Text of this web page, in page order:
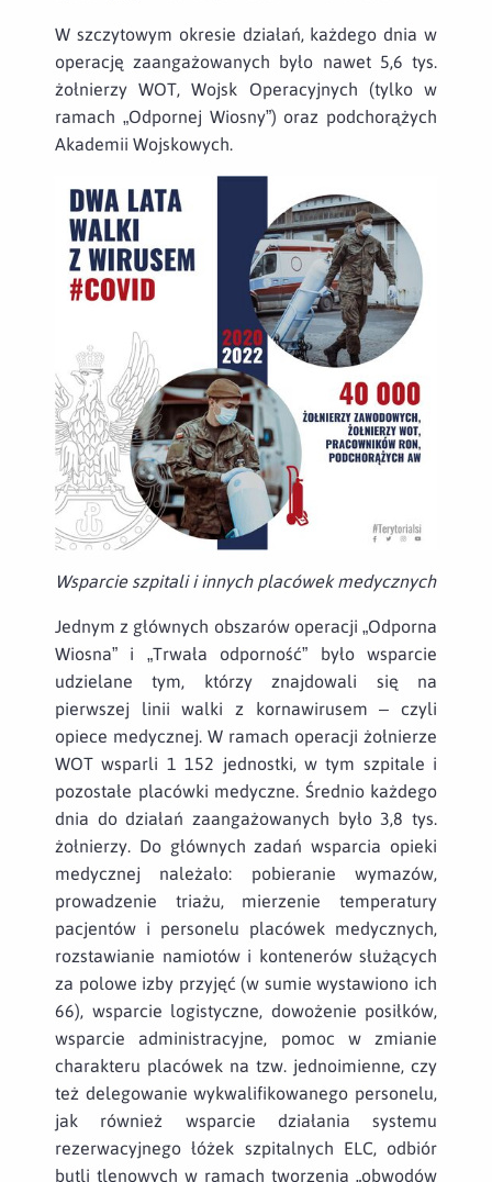
W szczytowym okresie działań, każdego dnia w
operację zaangażowanych było nawet 5,6 tys.
żołnierzy WOT, Wojsk Operacyjnych (tylko w
ramach „Odpornej Wiosny”) oraz podchorążych
Akademii Wojskowych.
Wsparcie szpitali i innych placówek medycznych
Jednym z głównych obszarów operacji „Odporna
Wiosna” i „Trwała odporność” było wsparcie
udzielane tym, którzy znajdowali się na
pierwszej linii walki z kornawirusem – czyli
opiece medycznej. W ramach operacji żołnierze
WOT wsparli 1 152 jednostki, w tym szpitale i
pozostałe placówki medyczne. Średnio każdego
dnia do działań zaangażowanych było 3,8 tys.
żołnierzy. Do głównych zadań wsparcia opieki
medycznej należało: pobieranie wymazów,
prowadzenie triażu, mierzenie temperatury
pacjentów i personelu placówek medycznych,
rozstawianie namiotów i kontenerów służących
za polowe izby przyjęć (w sumie wystawiono ich
66), wsparcie logistyczne, dowożenie posiłków,
wsparcie administracyjne, pomoc w zmianie
charakteru placówek na tzw. jednoimienne, czy
też delegowanie wykwalifikowanego personelu,
jak również wsparcie działania systemu
rezerwacyjnego łóżek szpitalnych ELC, odbiór
butli tlenowych w ramach tworzenia „obwodów